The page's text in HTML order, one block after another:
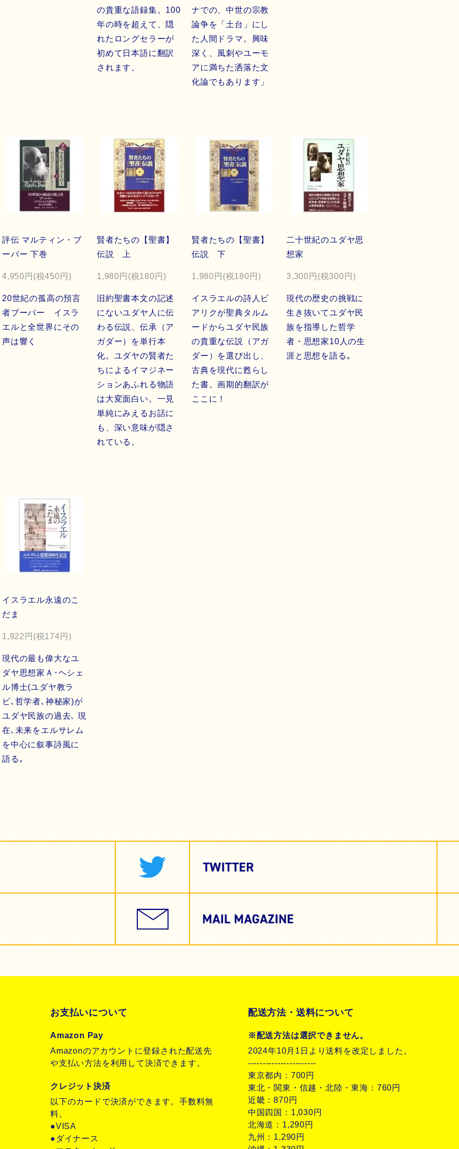
の貴重な語録集。100
年の時を超えて、隠
れたロングセラーが
初めて日本語に翻訳
されます。
ナでの、中世の宗教
論争を「土台」にし
た人間ドラマ。興味
深く、風刺やユーモ
アに満ちた洒落た文
化論でもあります」
評伝 マルティン・ブ
ーバー 下巻
4,950円(税450円)
20世紀の孤高の預言
者ブーバー イスラ
エルと全世界にその
声は響く
賢者たちの【聖書】
伝説 上
1,980円(税180円)
旧約聖書本文の記述
にないユダヤ人に伝
わる伝説、伝承（ア
ガダー）を単行本
化。ユダヤの賢者た
ちによるイマジネー
ションあふれる物語
は大変面白い。一見
単純にみえるお話に
も、深い意味が隠さ
れている。
賢者たちの【聖書】
伝説 下
1,980円(税180円)
イスラエルの詩人ビ
アリクが聖典タルム
ードからユダヤ民族
の貴重な伝説（アガ
ダー）を選び出し、
古典を現代に甦らし
た書。画期的翻訳が
ここに！
二十世紀のユダヤ思
想家
3,300円(税300円)
現代の歴史の挑戦に
生き抜いてユダヤ民
族を指導した哲学
者・思想家10人の生
涯と思想を語る｡
イスラエル永遠のこ
だま
1,922円(税174円)
現代の最も偉大なユ
ダヤ思想家Ａ･ヘシェ
ル博士(ユダヤ教ラ
ビ､哲学者､神秘家)が
ユダヤ民族の過去､ 現
在､未来をエルサレム
を中心に叙事詩風に
語る｡
お支払いについて
Amazon Pay
Amazonのアカウントに登録された配送先
や支払い方法を利用して決済できます。
クレジット決済
以下のカードで決済ができます。手数料無
料。
●VISA
●ダイナース
配送方法・送料について
※配送方法は選択できません。
2024年10月1日より送料を改定しました。
-----------------------
東京都内：700円
東北・関東・信越・北陸・東海：760円
近畿：870円
中国四国：1,030円
北海道：1,290円
九州：1,290円